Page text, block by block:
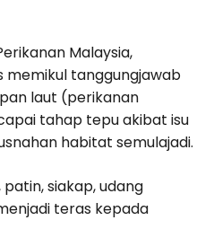
Malaysia,
memikul tanggungjawab
laut (perikanan
tahap tepu akibat isu
habitat semulajadi.
siakap, udang
teras kepada